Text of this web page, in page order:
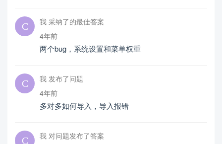
我 采纳了的最佳答案
4年前
两个bug，系统设置和菜单权重
我 发布了问题
4年前
多对多如何导入，导入报错
我 对问题发布了答案